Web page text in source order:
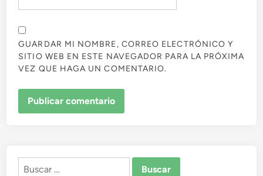
GUARDAR MI NOMBRE, CORREO ELECTRÓNICO Y
SITIO WEB EN ESTE NAVEGADOR PARA LA PRÓXIMA
VEZ QUE HAGA UN COMENTARIO.
Buscar: